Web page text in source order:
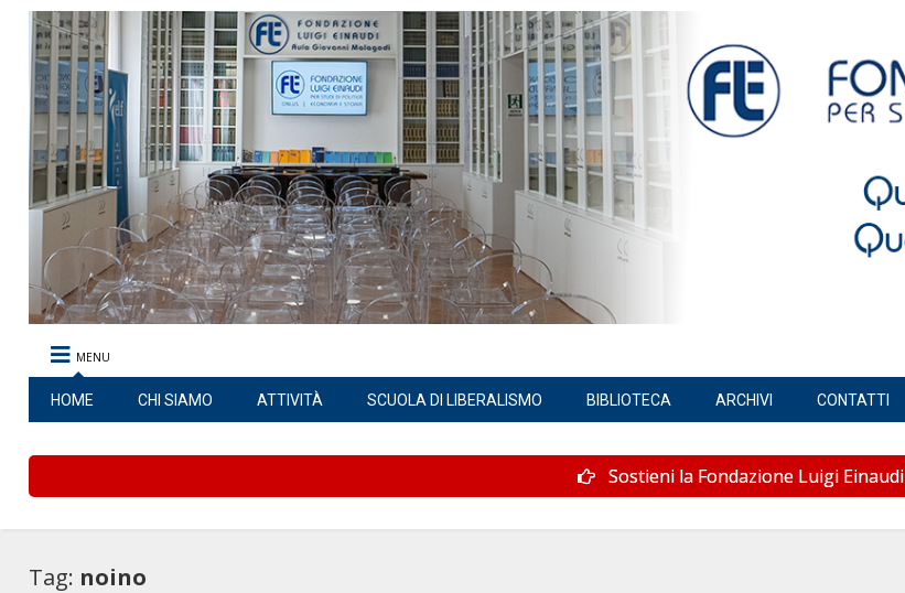
MENU
HOME CHI SIAMO ATTIVITÀ SCUOLA DI LIBERALISMO BIBLIOTECA ARCHIVI CONTATTI
Sostieni la Fondazione Luigi Einaudi
Tag: noino